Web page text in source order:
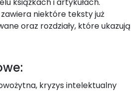
niektóre teksty już
oraz rozdziały, które ukazują
kryzys intelektualny